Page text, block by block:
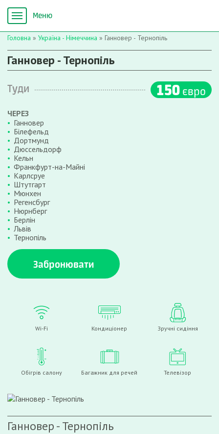
Головна » Україна - Німеччина » Ганновер - Тернопіль
Ганновер - Тернопіль
Туди 150 євро
ЧЕРЕЗ
Ганновер
Білефельд
Дортмунд
Дюссельдорф
Кельн
Франкфурт-на-Майні
Карлсруе
Штутгарт
Мюнхен
Регенсбург
Нюрнберг
Берлін
Львів
Тернопіль
Забронювати
Wi-Fi Кондиціонер Зручні сидіння
Обігрів салону Багажник для речей Телевізор
Ганновер - Тернопіль